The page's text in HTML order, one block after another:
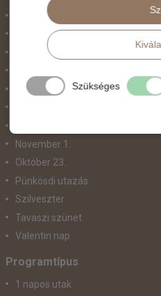
Karácsonyi utazás
Karnevál
Két ünnep között
Március 15.
November 1.
Október 23.
Pünkösdi utazás
Szilveszter
Tavaszi szünet
Valentin nap
Programtípus
1 napos utak
Szükséges